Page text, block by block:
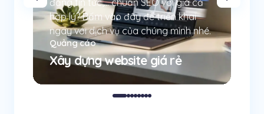
Xây dựng website giá rẻ
Quảng cáo
đăng tin tức,... chuẩn SEO với giá cả
hợp lý? Bấm vào đây để triển khai
ngay với dịch vụ của chúng mình nhé.